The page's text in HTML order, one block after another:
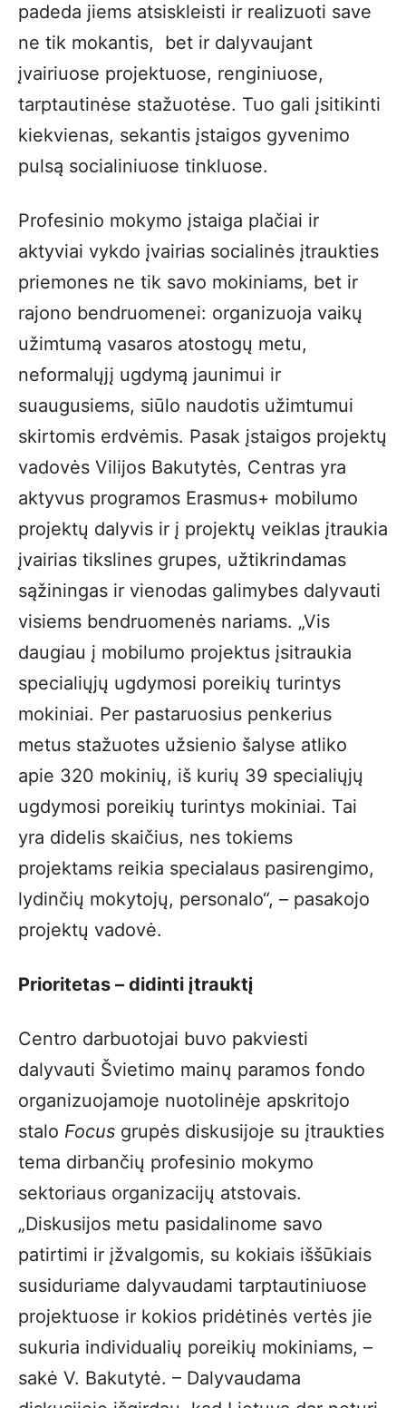
padeda jiems atsiskleisti ir realizuoti save
ne tik mokantis, bet ir dalyvaujant
įvairiuose projektuose, renginiuose,
tarptautinėse stažuotėse. Tuo gali įsitikinti
kiekvienas, sekantis įstaigos gyvenimo
pulsą socialiniuose tinkluose.
Profesinio mokymo įstaiga plačiai ir
aktyviai vykdo įvairias socialinės įtraukties
priemones ne tik savo mokiniams, bet ir
rajono bendruomenei: organizuoja vaikų
užimtumą vasaros atostogų metu,
neformalųjį ugdymą jaunimui ir
suaugusiems, siūlo naudotis užimtumui
skirtomis erdvėmis. Pasak įstaigos projektų
vadovės Vilijos Bakutytės, Centras yra
aktyvus programos Erasmus+ mobilumo
projektų dalyvis ir į projektų veiklas įtraukia
įvairias tikslines grupes, užtikrindamas
sąžiningas ir vienodas galimybes dalyvauti
visiems bendruomenės nariams. „Vis
daugiau į mobilumo projektus įsitraukia
specialiųjų ugdymosi poreikių turintys
mokiniai. Per pastaruosius penkerius
metus stažuotes užsienio šalyse atliko
apie 320 mokinių, iš kurių 39 specialiųjų
ugdymosi poreikių turintys mokiniai. Tai
yra didelis skaičius, nes tokiems
projektams reikia specialaus pasirengimo,
lydinčių mokytojų, personalo“, – pasakojo
projektų vadovė.
Prioritetas – didinti įtrauktį
Centro darbuotojai buvo pakviesti
dalyvauti Švietimo mainų paramos fondo
organizuojamoje nuotolinėje apskritojo
stalo Focus grupės diskusijoje su įtraukties
tema dirbančių profesinio mokymo
sektoriaus organizacijų atstovais.
„Diskusijos metu pasidalinome savo
patirtimi ir įžvalgomis, su kokiais iššūkiais
susiduriame dalyvaudami tarptautiniuose
projektuose ir kokios pridėtinės vertės jie
sukuria individualių poreikių mokiniams, –
sakė V. Bakutytė. – Dalyvaudama